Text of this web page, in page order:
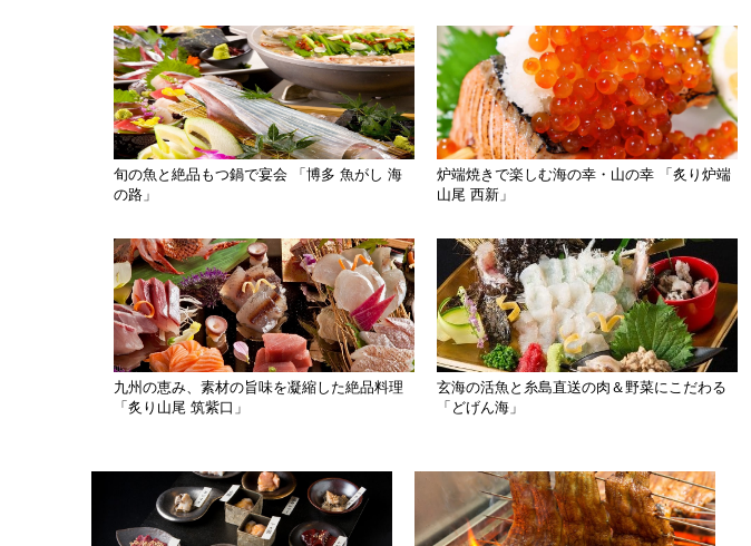
旬の魚と絶品もつ鍋で宴会 「博多 魚がし 海
の路」
炉端焼きで楽しむ海の幸・山の幸 「炙り炉端
山尾 西新」
九州の恵み、素材の旨味を凝縮した絶品料理
「炙り山尾 筑紫口」
玄海の活魚と糸島直送の肉＆野菜にこだわる
「どげん海」